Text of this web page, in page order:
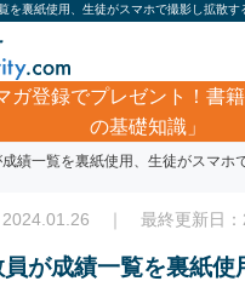
ガ登録でプレゼント！書
の基礎知識」
サイバーセキュリティ・情報漏洩ニ
績一覧を裏紙使用、生徒がスマホ
2024.01.26 ｜ 最終更新日：
が成績一覧を裏紙使